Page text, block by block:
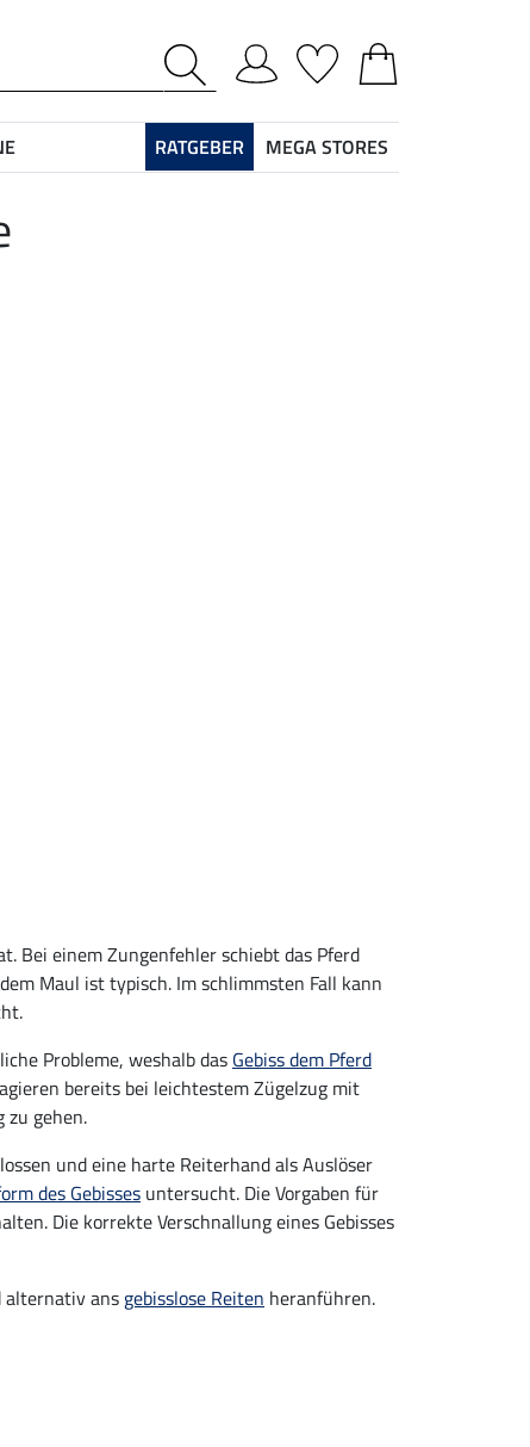
RATGEBER MEGA STORES
Bei einem Zungenfehler schiebt das Pferd
Maul ist typisch. Im schlimmsten Fall kann
Probleme, weshalb das Gebiss dem Pferd
bereits bei leichtestem Zügelzug mit
zu gehen.
und eine harte Reiterhand als Auslöser
des Gebisses untersucht. Die Vorgaben für
Die korrekte Verschnallung eines Gebisses
alternativ ans gebisslose Reiten heranführen.